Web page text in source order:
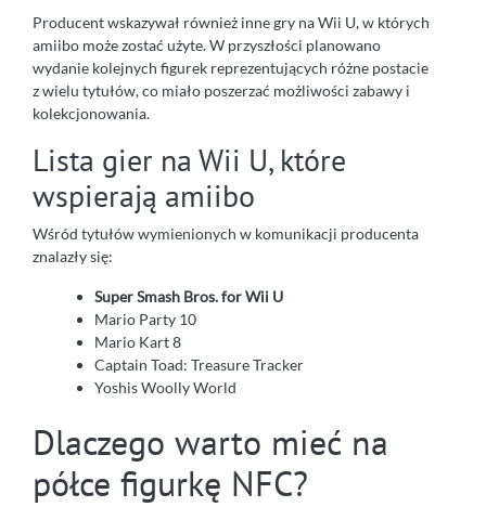
Producent wskazywał również inne gry na Wii U, w których
amiibo może zostać użyte. W przyszłości planowano
wydanie kolejnych figurek reprezentujących różne postacie
z wielu tytułów, co miało poszerzać możliwości zabawy i
kolekcjonowania.
Lista gier na Wii U, które
wspierają amiibo
Wśród tytułów wymienionych w komunikacji producenta
znalazły się:
Super Smash Bros. for Wii U
Mario Party 10
Mario Kart 8
Captain Toad: Treasure Tracker
Yoshis Woolly World
Dlaczego warto mieć na
półce figurkę NFC?